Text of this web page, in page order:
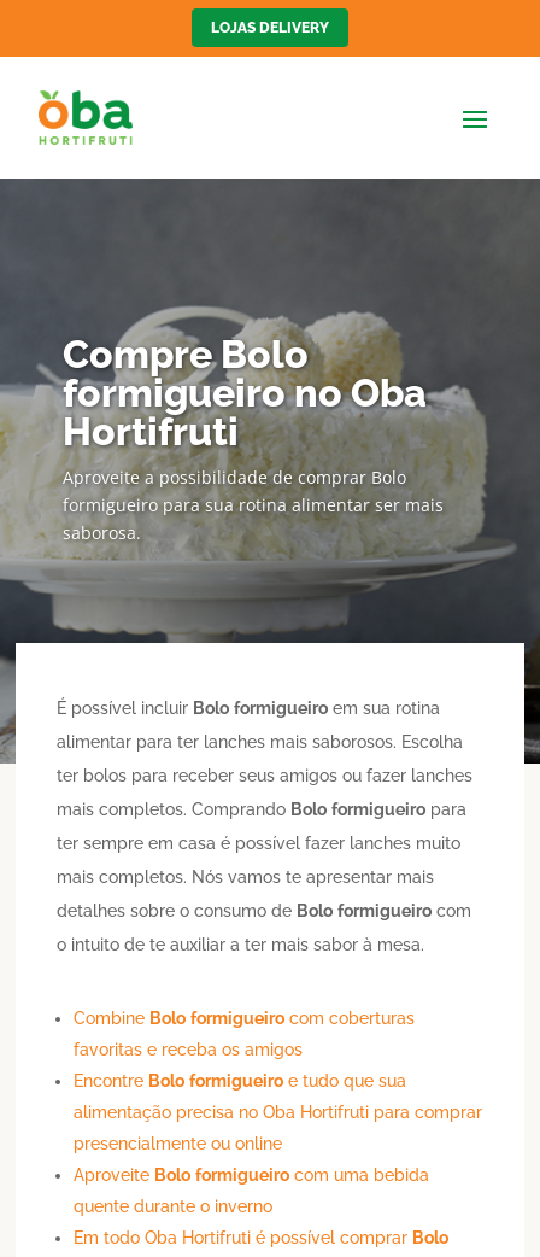
LOJAS DELIVERY
Compre Bolo
formigueiro no Oba
Hortifruti
Aproveite a possibilidade de comprar Bolo
formigueiro para sua rotina alimentar ser mais
saborosa.
É possível incluir Bolo formigueiro em sua rotina
alimentar para ter lanches mais saborosos. Escolha
ter bolos para receber seus amigos ou fazer lanches
mais completos. Comprando Bolo formigueiro para
ter sempre em casa é possível fazer lanches muito
mais completos. Nós vamos te apresentar mais
detalhes sobre o consumo de Bolo formigueiro com
o intuito de te auxiliar a ter mais sabor à mesa.
Combine Bolo formigueiro com coberturas
favoritas e receba os amigos
Encontre Bolo formigueiro e tudo que sua
alimentação precisa no Oba Hortifruti para comprar
presencialmente ou online
Aproveite Bolo formigueiro com uma bebida
quente durante o inverno
Em todo Oba Hortifruti é possível comprar Bolo